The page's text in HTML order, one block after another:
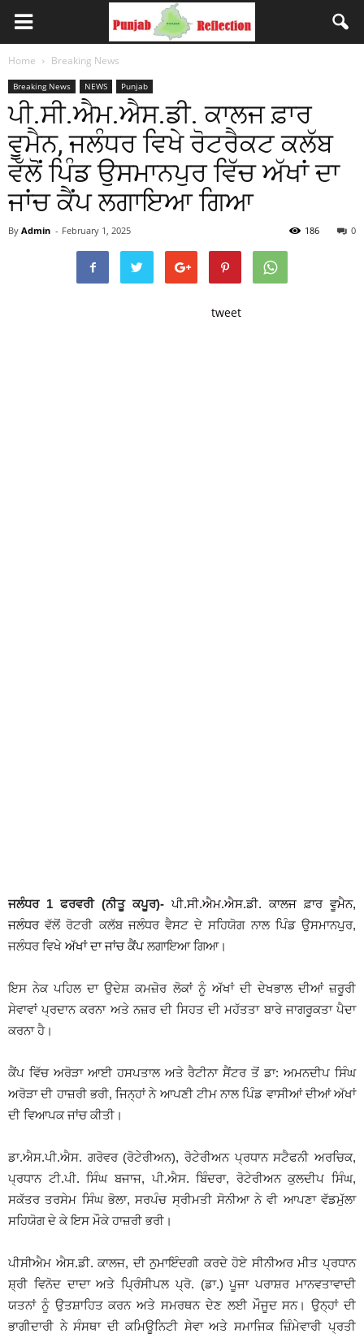
Home Breaking News
Breaking News NEWS Punjab
ਪੀ.ਸੀ.ਐਮ.ਐਸ.ਡੀ. ਕਾਲਜ ਫ਼ਾਰ
ਵੂਮੈਨ, ਜਲੰਧਰ ਵਿਖੇ ਰੋਟਰੈਕਟ ਕਲੱਬ
ਵੱਲੋਂ ਪਿੰਡ ਉਸਮਾਨਪੁਰ ਵਿੱਚ ਅੱਖਾਂ ਦਾ
ਜਾਂਚ ਕੈਂਪ ਲਗਾਇਆ ਗਿਆ
By Admin - February 1, 2025 0
186
tweet
ਜਲੰਧਰ 1 ਫਰਵਰੀ (ਨੀਤੂ ਕਪੂਰ)- ਪੀ.ਸੀ.ਐਮ.ਐਸ.ਡੀ. ਕਾਲਜ ਫ਼ਾਰ ਵੂਮੈਨ,
ਜਲੰਧਰਵੱਲੋਂ ਰੋਟਰੀ ਕਲੱਬ ਜਲੰਧਰ ਵੈਸਟ ਦੇ ਸਹਿਯੋਗ ਨਾਲ ਪਿੰਡ ਉਸਮਾਨਪੁਰ,
ਜਲੰਧਰ ਵਿਖੇ ਅੱਖਾਂ ਦਾ ਜਾਂਚ ਕੈਂਪ ਲਗਾਇਆ ਗਿਆ।
ਇਸ ਨੇਕ ਪਹਿਲ ਦਾ ਉਦੇਸ਼ ਕਮਜ਼ੋਰ ਲੋਕਾਂ ਨੂੰ ਅੱਖਾਂ ਦੀ ਦੇਖਭਾਲ ਦੀਆਂ ਜ਼ਰੂਰੀ
ਸੇਵਾਵਾਂ ਪ੍ਰਦਾਨ ਕਰਨਾ ਅਤੇ ਨਜ਼ਰ ਦੀ ਸਿਹਤ ਦੀ ਮਹੱਤਤਾ ਬਾਰੇ ਜਾਗਰੂਕਤਾ ਪੈਦਾ
ਕਰਨਾ ਹੈ।
ਕੈਂਪ ਵਿੱਚ ਅਰੋੜਾ ਆਈ ਹਸਪਤਾਲ ਅਤੇ ਰੈਟੀਨਾ ਸੈਂਟਰ ਤੋਂ ਡਾ: ਅਮਨਦੀਪ ਸਿੰਘ
ਅਰੋੜਾ ਦੀ ਹਾਜ਼ਰੀ ਭਰੀ, ਜਿਨ੍ਹਾਂ ਨੇ ਆਪਣੀ ਟੀਮ ਨਾਲ ਪਿੰਡ ਵਾਸੀਆਂ ਦੀਆਂ ਅੱਖਾਂ
ਦੀ ਵਿਆਪਕ ਜਾਂਚ ਕੀਤੀ।
ਡਾ.ਐਸ.ਪੀ.ਐਸ. ਗਰੋਵਰ (ਰੋਟੇਰੀਅਨ), ਰੋਟੇਰੀਅਨ ਪ੍ਰਧਾਨ ਸਟੈਫਨੀ ਅਰਚਿਕ,
ਪ੍ਰਧਾਨ ਟੀ.ਪੀ. ਸਿੰਘ ਬਜਾਜ, ਪੀ.ਐਸ. ਬਿੰਦਰਾ, ਰੋਟੇਰੀਅਨ ਕੁਲਦੀਪ ਸਿੰਘ,
ਸਕੱਤਰ ਤਰਸੇਮ ਸਿੰਘ ਭੋਲਾ, ਸਰਪੰਚ ਸ੍ਰੀਮਤੀ ਸੋਨੀਆ ਨੇ ਵੀ ਆਪਣਾ ਵੱਡਮੁੱਲਾ
ਸਹਿਯੋਗ ਦੇ ਕੇ ਇਸ ਮੌਕੇ ਹਾਜ਼ਰੀ ਭਰੀ।
ਪੀਸੀਐਮ ਐਸ.ਡੀ. ਕਾਲਜ, ਦੀ ਨੁਮਾਇੰਦਗੀ ਕਰਦੇ ਹੋਏ ਸੀਨੀਅਰ ਮੀਤ ਪ੍ਰਧਾਨ
ਸ਼੍ਰੀ ਵਿਨੋਦ ਦਾਦਾ ਅਤੇ ਪ੍ਰਿੰਸੀਪਲ ਪ੍ਰੋ. (ਡਾ.) ਪੂਜਾ ਪਰਾਸ਼ਰ ਮਾਨਵਤਾਵਾਦੀ
ਯਤਨਾਂ ਨੂੰ ਉਤਸ਼ਾਹਿਤ ਕਰਨ ਅਤੇ ਸਮਰਥਨ ਦੇਣ ਲਈ ਮੌਜੂਦ ਸਨ। ਉਨ੍ਹਾਂ ਦੀ
ਭਾਗੀਦਾਰੀ ਨੇ ਸੰਸਥਾ ਦੀ ਕਮਿਊਨਿਟੀ ਸੇਵਾ ਅਤੇ ਸਮਾਜਿਕ ਜ਼ਿੰਮੇਵਾਰੀ ਪ੍ਰਤੀ